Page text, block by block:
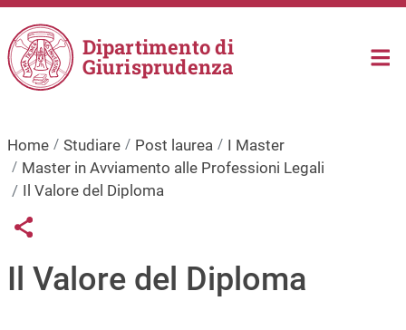
Salta al contenuto principale
Dipartimento di
Giurisprudenza
Home Studiare Post laurea
I Master
Master in Avviamento alle Professioni Legali
Il Valore del Diploma
Links condivisione social
Share button
Il Valore del Diploma